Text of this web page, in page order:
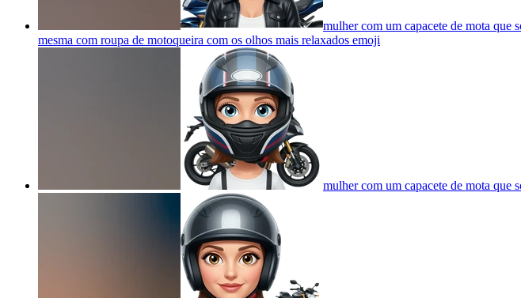
mulher com um capacete de mota que
mesma com roupa de motoqueira com os olhos mais relaxados emoji
mulher com um capacete de mota que